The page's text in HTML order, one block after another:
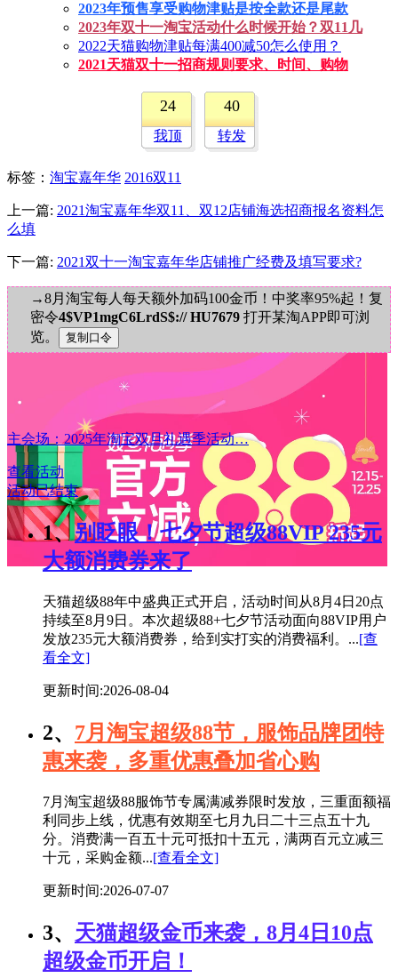
2023年预售享受购物津贴是按全款还是尾款
2023年双十一淘宝活动什么时候开始？双11几
2022天猫购物津贴每满400减50怎么使用？
2021天猫双十一招商规则要求、时间、购物
24
我顶
40
转发
标签 ： 淘宝嘉年华 2016双11
上一篇: 2021淘宝嘉年华双11、双12店铺海选招商报名资料怎
么填
下一篇: 2021双十一淘宝嘉年华店铺推广经费及填写要求?
→8月淘宝每人每天额外加码100金币！中奖率95%起！复
密令4$VP1mgC6LrdS$:// HU7679 打开某淘APP即可浏
览。
主会场：2025年淘宝双旦礼遇季活动…
查看活动
活动已结束
1、 别眨眼！七夕节超级88VIP 235元
大额消费券来了
天猫超级88年中盛典正式开启，活动时间从8月4日20点
持续至8月9日。本次超级88+七夕节活动面向88VIP用户
发放235元大额消费券，给到实打实的消费福利。...[查
看全文]
更新时间:2026-08-04
2、 7月淘宝超级88节，服饰品牌团特
惠来袭，多重优惠叠加省心购
7月淘宝超级88服饰节专属满减券限时发放，三重面额福
利同步上线，优惠有效期至七月九日二十三点五十九
分。消费满一百五十元可抵扣十五元，满两百元立减三
十元，采购金额...[查看全文]
更新时间:2026-07-07
3、 天猫超级金币来袭，8月4日10点
超级金币开启！